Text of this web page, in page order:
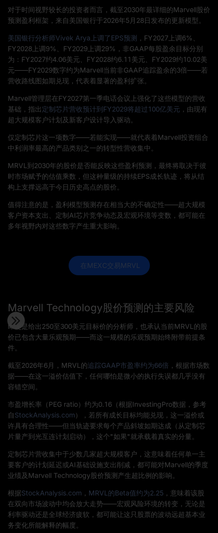
对于时间视野较长的投资者而言，截至2030年最详细的Marvell股价
预测盈利框架，来自美国银行于2026年5月28日发布的更新模型。
美国银行分析师Vivek Arya上调了EPS预测 ，FY2027上调6%、
FY2028上调9%、FY2029上调29%，非GAAP每股盈余目标分别
为：FY2027约4.06美元、FY2028约6.11美元、FY2029约10.02美
元——FY2029数字约为Marvell当前非GAAP追踪盈余的3倍——若
营收路线图如期兑现，代表着显著的盈利扩张。
Marvell管理层在FY2027第一季电话会议上强化了这些模型的营收
基础，指出定制芯片营收预计到FY2029将超过100亿美元 ，由现有
超大规模客户计划及新客户设计导入驱动。
仅定制芯片这一项数字——若能实现——就代表着Marvell投资组合
中利润率最高的产品类别之一的转型性营收集中。
MRVL到2030年的股价是否能反映这些盈利预测，最终将取决于彼
时市场赋予的估值乘数，但这种量级的持续EPS成长轨迹，将从结
构上支撑远高于今日历史高点的股价。
值得注意的是，盈利模型预测存在相当大的不确定性——超大规模
客户资本支出、定制AI芯片竞争动态及宏观环境等变数，都可能在
多年视野内对这些数字产生重大影响。
在MEXC交易MRVL
Marvell Technology股价预测的主要风险
即使是给出250至300美元目标价的分析师，也承认当前MRVL的股
价已包含大量乐观预期——而这一规模的乐观预期始终附带前提条
件。
截至2026年6月，MRVL的追踪GAAP市盈率约为66倍 ，根据市场数
据——在这一溢价估值下，任何哪怕是微小的执行失误都几乎没有
容错空间。
市盈增长率（PEG ratio）约为0.16（根据InvestingPro数据，参考
自StockAnalysis.com），若所有成长目标均能兑现，这一溢价或
许具有合理性——但当轨迹要求每个产品斜坡如期达成（从定制芯
片量产到光互连计划启动），这个"如果"就承载着真实的分量。
定制芯片营收集中于少数几家超大规模客户，这意味着任何单一主
要客户的计划延迟或AI基础设施支出削减，都可能对Marvell的季度
业绩及Marvell Technology股价预测产生超比例的影响。
根据StockAnalysis.com ， MRVL的Beta值约为2.25 ，意味着该股
在双向市场波动中均会放大走势——宏观风险环境的转变，无论是
利率驱动还是全球经济疲软，都可能让这只股票的波动远超基本业
务变化所能解释的幅度。